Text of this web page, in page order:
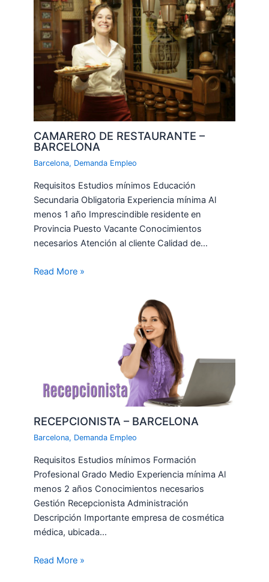
CAMARERO DE RESTAURANTE –
BARCELONA
Barcelona, Demanda Empleo
Requisitos Estudios mínimos Educación
Secundaria Obligatoria Experiencia mínima Al
menos 1 año Imprescindible residente en
Provincia Puesto Vacante Conocimientos
necesarios Atención al cliente Calidad de…
Read More »
RECEPCIONISTA – BARCELONA
Barcelona, Demanda Empleo
Requisitos Estudios mínimos Formación
Profesional Grado Medio Experiencia mínima Al
menos 2 años Conocimientos necesarios
Gestión Recepcionista Administración
Descripción Importante empresa de cosmética
médica, ubicada…
Read More »